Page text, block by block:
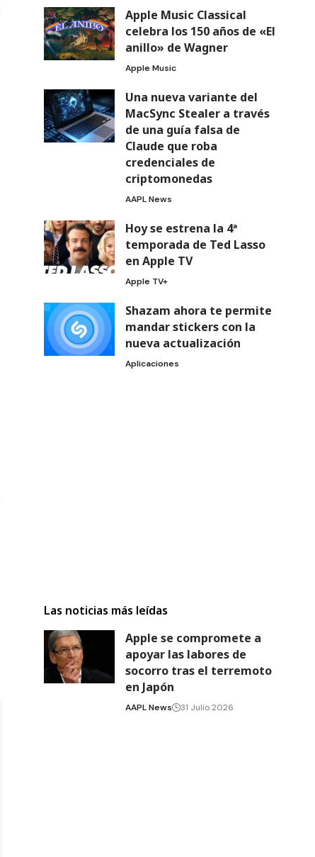
Apple Music Classical
celebra los 150 años de «El
anillo» de Wagner
Apple Music
Una nueva variante del
MacSync Stealer a través
de una guía falsa de
Claude que roba
credenciales de
criptomonedas
AAPL News
Hoy se estrena la 4ª
temporada de Ted Lasso
en Apple TV
Apple TV+
Shazam ahora te permite
mandar stickers con la
nueva actualización
Aplicaciones
Las noticias más leídas
Apple se compromete a
apoyar las labores de
socorro tras el terremoto
en Japón
AAPL News 31 Julio 2026